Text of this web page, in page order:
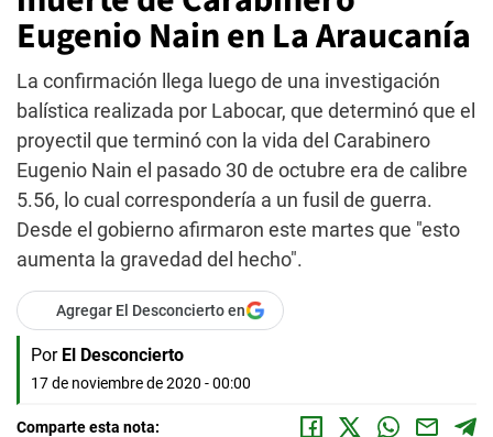
Eugenio Nain en La Araucanía
La confirmación llega luego de una investigación
balística realizada por Labocar, que determinó que el
proyectil que terminó con la vida del Carabinero
Eugenio Nain el pasado 30 de octubre era de calibre
5.56, lo cual correspondería a un fusil de guerra.
Desde el gobierno afirmaron este martes que "esto
aumenta la gravedad del hecho".
Agregar El Desconcierto en
Por El Desconcierto
17 de noviembre de 2020 - 00:00
Comparte esta nota: